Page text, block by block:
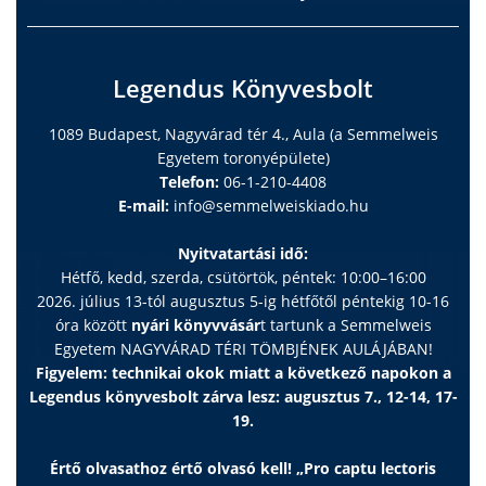
Legendus Könyvesbolt
1089 Budapest, Nagyvárad tér 4., Aula (a Semmelweis
Egyetem toronyépülete)
Telefon: 06-1-210-4408
E-mail: info@semmelweiskiado.hu
Nyitvatartási idő:
Hétfő, kedd, szerda, csütörtök, péntek: 10:00–16:00
2026. július 13-tól augusztus 5-ig hétfőtől péntekig 10-16
óra között nyári könyvvásárt tartunk a Semmelweis
Egyetem NAGYVÁRAD TÉRI TÖMBJÉNEK AULÁJÁBAN!
Figyelem: technikai okok miatt a következő napokon a
Legendus könyvesbolt zárva lesz: augusztus 7., 12-14, 17-
19.
Értő olvasathoz értő olvasó kell! „Pro captu lectoris